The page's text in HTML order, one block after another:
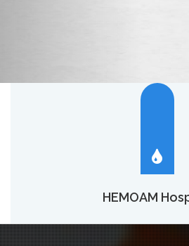
HEMOAM
O HEMOAM Hospital vai aumentar